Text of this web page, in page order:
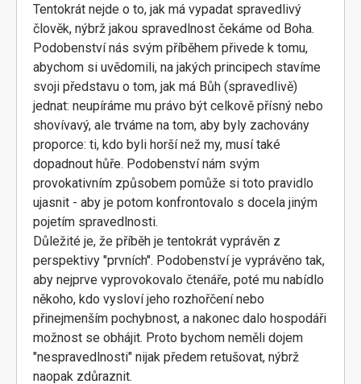
Tentokrát nejde o to, jak má vypadat spravedlivý
člověk, nýbrž jakou spravedlnost čekáme od Boha.
Podobenství nás svým příběhem přivede k tomu,
abychom si uvědomili, na jakých principech stavíme
svoji představu o tom, jak má Bůh (spravedlivě)
jednat: neupíráme mu právo být celkově přísný nebo
shovívavý, ale trváme na tom, aby byly zachovány
proporce: ti, kdo byli horší než my, musí také
dopadnout hůře. Podobenství nám svým
provokativním způsobem pomůže si toto pravidlo
ujasnit - aby je potom konfrontovalo s docela jiným
pojetím spravedlnosti.
Důležité je, že příběh je tentokrát vyprávěn z
perspektivy "prvních". Podobenství je vyprávěno tak,
aby nejprve vyprovokovalo čtenáře, poté mu nabídlo
někoho, kdo vysloví jeho rozhořčení nebo
přinejmenším pochybnost, a nakonec dalo hospodáři
možnost se obhájit. Proto bychom neměli dojem
"nespravedlnosti" nijak předem retušovat, nýbrž
naopak zdůraznit.